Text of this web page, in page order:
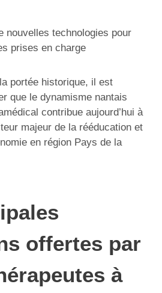
nouvelles technologies pour
prises en charge
portée historique, il est
que le dynamisme nantais
contribue aujourd’hui à
majeur de la rééducation et
en région Pays de la
offertes par
à